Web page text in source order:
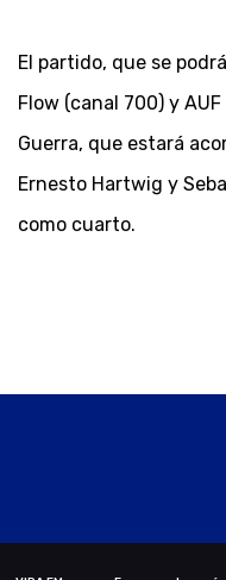
El partido, que se
Flow (canal 700) y
Guerra, que estará
Ernesto Hartwig y
como cuarto.